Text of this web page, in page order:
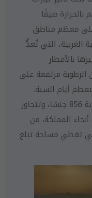
بالحرارة صيفًا
معظم مناطق
الغربية، التي تُعدُّ
بالأمطار
مرتفعة على
أيام السنة.
تبلغ الأجناس النباتية في السعودية 856 جنسًا، وتتجاوز
أنحاء المملكة، من
تغطي مساحة تبلغ